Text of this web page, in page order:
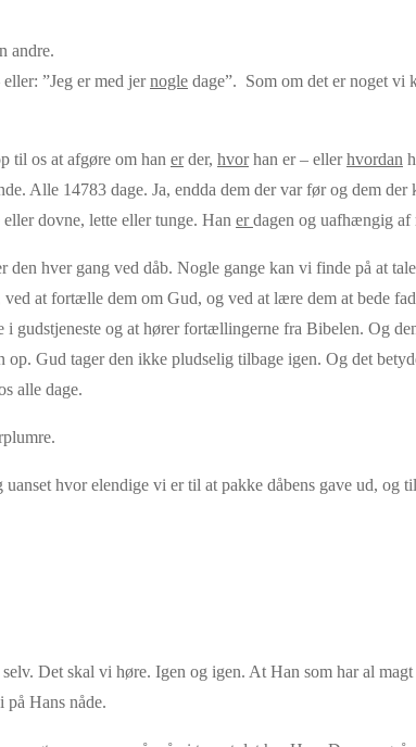
andre.
”Jeg er med jernogle dage”. Som om det er noget vi
til os at afgøre om han erder, hvorhan er – ellerhvordan
Alle 14783 dage. Ja, endda dem der var før og dem
dovne, lette eller tunge. Han erdagen og uafhængig
hver gang ved dåb. Nogle gange kan vi finde på at
at fortælle dem om Gud, og ved at lære dem at bede
i gudstjeneste og at hører fortællingerne fra Bibelen. Og
Gud tager den ikke pludselig tilbage igen. Og det
alle dage.
hvor elendige vi er til at pakke dåbens gave ud, og
Det skal vi høre. Igen og igen. At Han som har al
på Hans nåde.